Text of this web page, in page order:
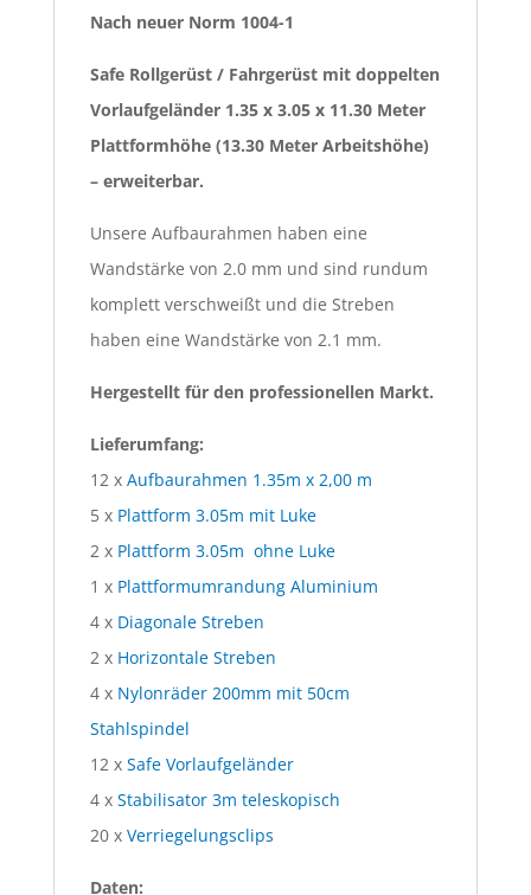
Nach neuer Norm 1004-1
Safe Rollgerüst / Fahrgerüst mit doppelten
Vorlaufgeländer 1.35 x 3.05 x 11.30 Meter
Plattformhöhe (13.30 Meter Arbeitshöhe)
– erweiterbar.
Unsere Aufbaurahmen haben eine
Wandstärke von 2.0 mm und sind rundum
komplett verschweißt und die Streben
haben eine Wandstärke von 2.1 mm.
Hergestellt für den professionellen Markt.
Lieferumfang:
12 x Aufbaurahmen 1.35m x 2,00 m
5 x Plattform 3.05m mit Luke
2 x Plattform 3.05m ohne Luke
1 x Plattformumrandung Aluminium
4 x Diagonale Streben
2 x Horizontale Streben
4 x Nylonräder 200mm mit 50cm
Stahlspindel
12 xSafe Vorlaufgeländer
4 x Stabilisator 3m teleskopisch
20 x Verriegelungsclips
Daten: